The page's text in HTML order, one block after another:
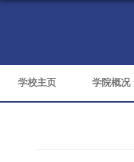
学校主页 学院概况